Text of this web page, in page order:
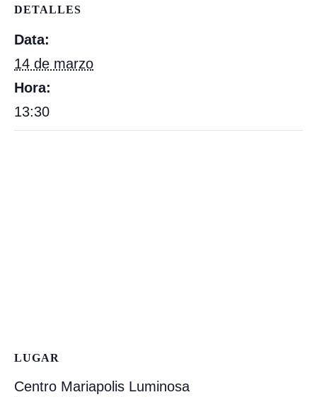
DETALLES
Data:
14 de marzo
Hora:
13:30
LUGAR
Centro Mariapolis Luminosa